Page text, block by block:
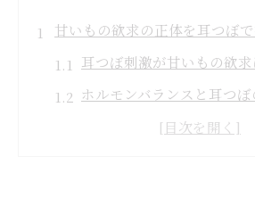
甘いもの欲求の正体を耳つぼ
耳つぼ刺激が甘いもの欲
ホルモンバランスと耳つ
なぜ耳つぼで過食が抑えら